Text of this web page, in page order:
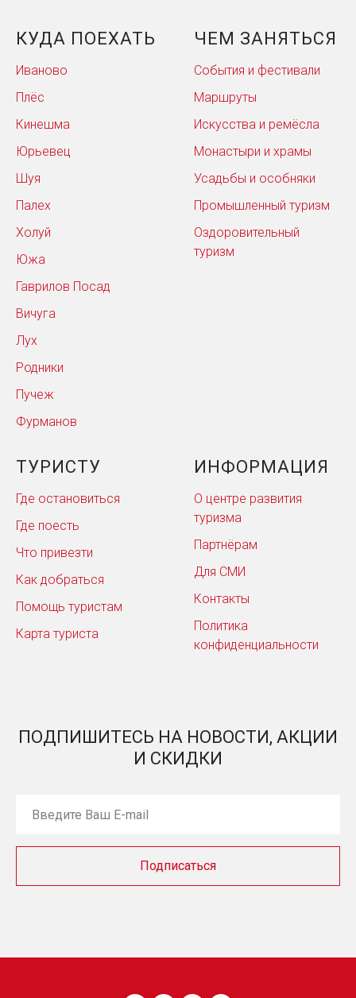
КУДА ПОЕХАТЬ
Иваново
Плёс
Кинешма
Юрьевец
Шуя
Палех
Холуй
Южа
Гаврилов Посад
Вичуга
Лух
Родники
Пучеж
Фурманов
ЧЕМ ЗАНЯТЬСЯ
События и фестивали
Маршруты
Искусства и ремёсла
Монастыри и храмы
Усадьбы и особняки
Промышленный туризм
Оздоровительный
туризм
ТУРИСТУ
Где остановиться
Где поесть
Что привезти
Как добраться
Помощь туристам
Карта туриста
ИНФОРМАЦИЯ
О центре развития
туризма
Партнёрам
Для СМИ
Контакты
Политика
конфиденциальности
ПОДПИШИТЕСЬ НА НОВОСТИ, АКЦИИ
И СКИДКИ
Подписаться